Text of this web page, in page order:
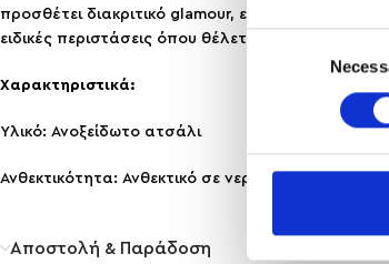
προσθέτει διακριτικό glamour, ενώ ο μοντέρνος
ειδικές περιστάσεις όπου θέλετε να ξεχωρίσετε.
Χαρακτηριστικά:
Υλικό: Ανοξείδωτο ατσάλι
Ανθεκτικότητα: Ανθεκτικό σε νερό & άρωμα, δεν
Αποστολή & Παράδοση